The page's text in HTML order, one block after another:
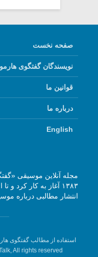
صفحه نخست
نویسندگان گفتگوی
قوانین ما
درباره ما
English
۱۳۸۳ آغاز به کار
انتشار مطالبی درباره
استفاده از مطالب گفتگوی
All rights reserved.